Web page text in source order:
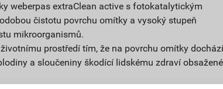
weberpas extraClean active s fotokatalytickým
čistotu povrchu omítky a vysoký stupeň
mikroorganismů.
prostředí tím, že na povrchu omítky
a sloučeniny škodící lidskému zdraví obsažené